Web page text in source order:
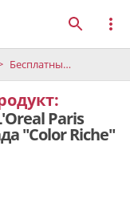
Бесплатные пробники L'Oreal Paris Увлажняющая Губная помада "Color Riche"
Paris
"Color Riche"